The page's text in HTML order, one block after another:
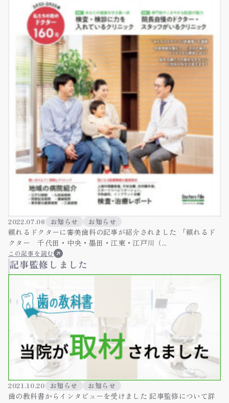
2022.07.06 お知らせ お知らせ
頼れるドクターに審美歯科の記事が紹介されました 「頼れるド
クター 千代田・中央・墨田・江東・江戸川（...
この記事を読む
記事監修しました
2021.10.20 お知らせ お知らせ
歯の教科書からインタビューを受けました 記事監修について詳